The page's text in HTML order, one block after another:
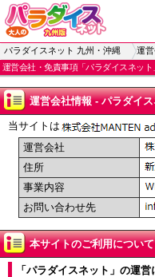
パラダイスネット 九州・沖縄
運
運営会社・免責事項「パラダイスネット
運営会社情報 - パラダイ
当サイトは
運営会社
住所
事業内容
お問い合わせ先
本サイトのご利用について
「パラダイスネット」の運営